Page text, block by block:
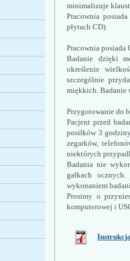
minimalizuje
Pracownia
płytach CD).
Pracownia
Badanie dzięki
określenie
szczególnie
miękkich. Badanie
Przygotowanie do
Pacjent przed
posiłków 3
zegarków,
niektórych
Badania nie
gałkach
wykonaniem
Prosimy o
komputerowej i